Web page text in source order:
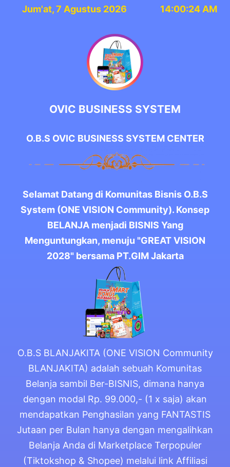
Jum'at, 7 Agustus 2026 14:00:25 AM
OVIC BUSINESS SYSTEM
O.B.S OVIC BUSINESS SYSTEM CENTER
Selamat Datang di Komunitas Bisnis O.B.S
System (ONE VISION Community). Konsep
BELANJA menjadi BISNIS Yang
Menguntungkan, menuju "GREAT VISION
2028" bersama PT.GIM Jakarta
O.B.S BLANJAKITA (ONE VISION Community
BLANJAKITA) adalah sebuah Komunitas
Belanja sambil Ber-BISNIS, dimana hanya
dengan modal Rp. 99.000,- (1 x saja) akan
mendapatkan Penghasilan yang FANTASTIS
Jutaan per Bulan hanya dengan mengalihkan
Belanja Anda di Marketplace Terpopuler
(Tiktokshop & Shopee) melalui link Affiliasi